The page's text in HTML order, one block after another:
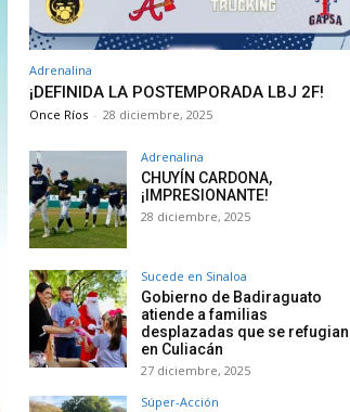
Adrenalina
¡DEFINIDA LA POSTEMPORADA LBJ 2F!
Once Ríos - 28 diciembre, 2025
Adrenalina
CHUYÍN CARDONA,
¡IMPRESIONANTE!
28 diciembre, 2025
Sucede en Sinaloa
Gobierno de Badiraguato
atiende a familias
desplazadas que se refugian
en Culiacán
27 diciembre, 2025
Súper-Acción